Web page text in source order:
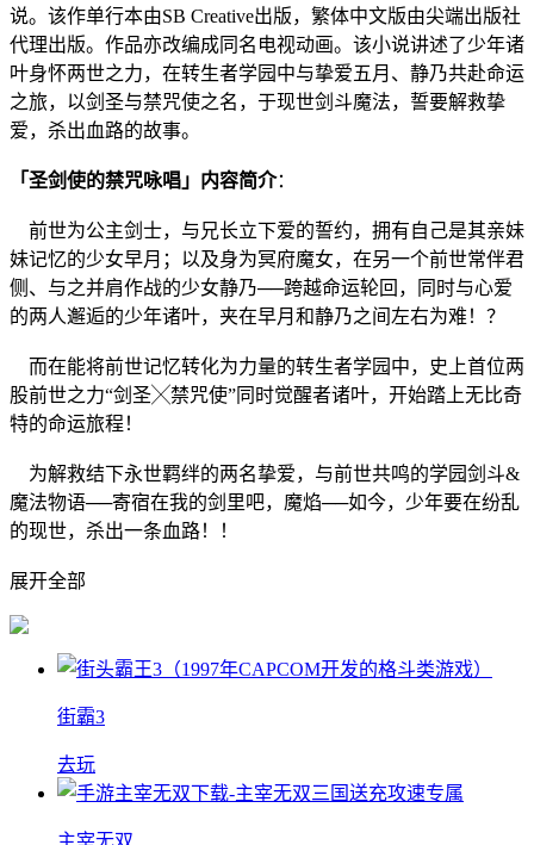
说。该作单行本由SB Creative出版，繁体中文版由尖端出版社
代理出版。作品亦改编成同名电视动画。该小说讲述了少年诸
叶身怀两世之力，在转生者学园中与挚爱五月、静乃共赴命运
之旅，以剑圣与禁咒使之名，于现世剑斗魔法，誓要解救挚
爱，杀出血路的故事。
「圣剑使的禁咒咏唱」内容简介：
前世为公主剑士，与兄长立下爱的誓约，拥有自己是其亲妹
妹记忆的少女早月；以及身为冥府魔女，在另一个前世常伴君
侧、与之并肩作战的少女静乃──跨越命运轮回，同时与心爱
的两人邂逅的少年诸叶，夹在早月和静乃之间左右为难！？
而在能将前世记忆转化为力量的转生者学园中，史上首位两
股前世之力“剑圣╳禁咒使”同时觉醒者诸叶，开始踏上无比奇
特的命运旅程！
为解救结下永世羁绊的两名挚爱，与前世共鸣的学园剑斗&
魔法物语──寄宿在我的剑里吧，魔焰──如今，少年要在纷乱
的现世，杀出一条血路！！
展开全部
街霸3
去玩